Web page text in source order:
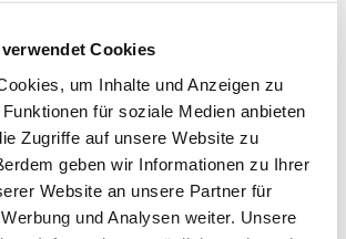
Cookies
um Inhalte und Anzeigen zu
für soziale Medien anbieten
Zugriffe auf unsere Website zu
geben wir Informationen zu Ihrer
Website an unsere Partner für
und Analysen weiter. Unsere
Cu-ETP (No. CW004A) acc. to EN 13601
, tinned